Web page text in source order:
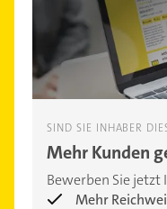
SIND SIE INHABER
Mehr Kunden
Bewerben Sie jetzt
Mehr